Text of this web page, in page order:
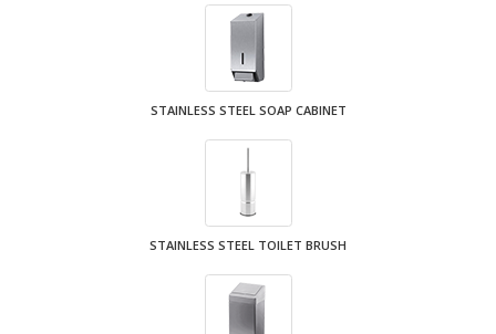
STAINLESS STEEL SOAP CABINET
STAINLESS STEEL TOILET BRUSH